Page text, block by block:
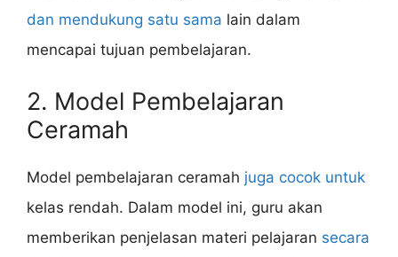
dan mendukung satu sama lain dalam
mencapai tujuan pembelajaran.
2. Model Pembelajaran
Ceramah
Model pembelajaran ceramah juga cocok untuk
kelas rendah. Dalam model ini, guru akan
memberikan penjelasan materi pelajaran secara